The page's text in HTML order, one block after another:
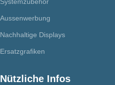
Systemzubehör
Aussenwerbung
Nachhaltige Displays
Ersatzgrafiken
Nützliche Infos